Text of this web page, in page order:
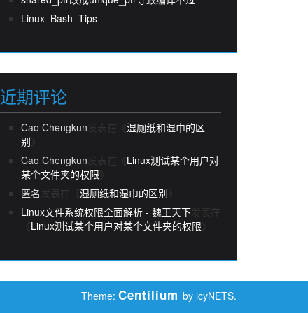
Linux_Bash_Tips
近期评论
Cao Chengkun发表在《 湿厕纸和湿巾的区
别
Cao Chengkun发表在《 Linux测试某个用户对
某个文件夹的权限
匿名 发表在《 湿厕纸和湿巾的区别
Linux文件系统权限全面解析 - 魏王天下发表在
Linux测试某个用户对某个文件夹的权限
Theme: Centilium by icyNETS.